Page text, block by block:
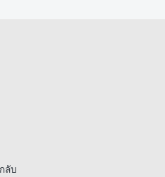
ลับ